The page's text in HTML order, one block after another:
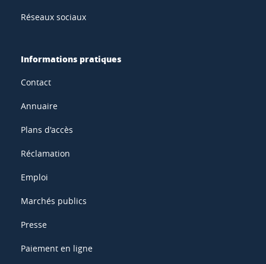
Réseaux sociaux
Informations pratiques
Contact
Annuaire
Plans d'accès
Réclamation
Emploi
Marchés publics
Presse
Paiement en ligne